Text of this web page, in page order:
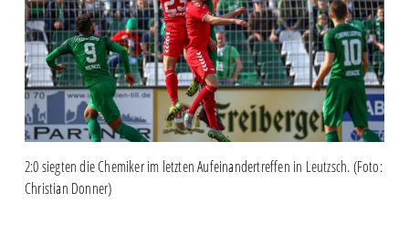
2:0 siegten die Chemiker im letzten Aufeinandertreffen in Leutzsch. (Foto:
Christian Donner)